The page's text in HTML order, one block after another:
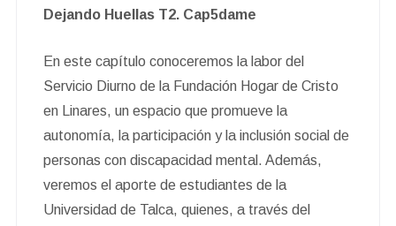
Dejando Huellas T2. Cap5dame
En este capítulo conoceremos la labor del
Servicio Diurno de la Fundación Hogar de Cristo
en Linares, un espacio que promueve la
autonomía, la participación y la inclusión social de
personas con discapacidad mental. Además,
veremos el aporte de estudiantes de la
Universidad de Talca, quienes, a través del